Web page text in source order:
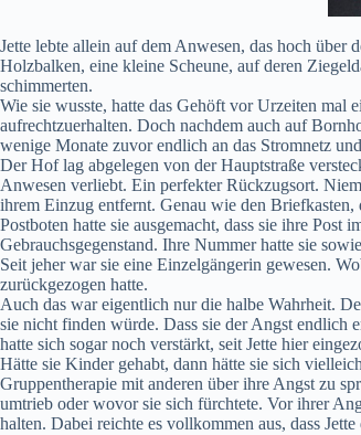
Jette lebte allein auf dem Anwesen, das hoch über
Holzbalken, eine kleine Scheune, auf deren
schimmerten.
Wie sie wusste, hatte das Gehöft vor Urzeiten mal
aufrechtzuerhalten. Doch nachdem auch auf
wenige Monate zuvor endlich an das Stromnetz
Der Hof lag abgelegen von der Hauptstraße
Anwesen verliebt. Ein perfekter Rückzugsort.
ihrem Einzug entfernt. Genau wie den
Postboten hatte sie ausgemacht, dass sie ihre
Gebrauchsgegenstand. Ihre Nummer hatte sie
Seit jeher war sie eine Einzelgängerin gewesen.
zurückgezogen hatte.
Auch das war eigentlich nur die halbe Wahrheit.
sie nicht finden würde. Dass sie der Angst endlich
hatte sich sogar noch verstärkt, seit Jette hier
Hätte sie Kinder gehabt, dann hätte sie sich
Gruppentherapie mit anderen über ihre Angst zu
umtrieb oder wovor sie sich fürchtete. Vor ihrer
halten. Dabei reichte es vollkommen aus, dass